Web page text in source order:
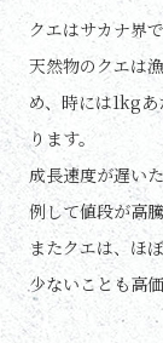
クエはサカナ界
天然物のクエは
め、時には1kg
ります。
成長速度が遅い
例して値段が高
またクエは、ほ
少ないことも高